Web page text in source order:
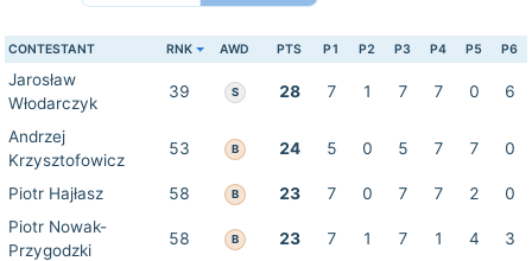
CONTESTANT RNK AWD PTS P1 P2 P3 P4 P5 P6
Jarosław
Włodarczyk
39 S 28 7 1 7 7 0 6
Andrzej
Krzysztofowicz
53 B 24 5 0 5 7 7 0
Piotr Hajłasz 58 B 23 7 0 7 7 2
0
Piotr Nowak-
Przygodzki
58 B 23 7 1 7 1 4 3